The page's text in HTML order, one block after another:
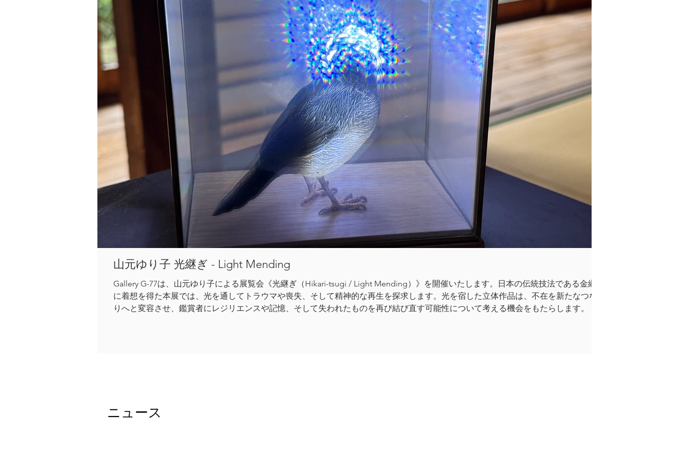
山元ゆり子 光継ぎ - Light Mending
Gallery G-77は、山元ゆり子による展覧会《光継ぎ（Hikari-tsugi / Light Mending）》を開催いたします。日本の伝統技法である金継ぎ
に着想を得た本展では、光を通してトラウマや喪失、そして精神的な再生を探求します。光を宿した立体作品は、不在を新たなつなが
りへと変容させ、鑑賞者にレジリエンスや記憶、そして失われたものを再び結び直す可能性について考える機会をもたらします。
ニュース